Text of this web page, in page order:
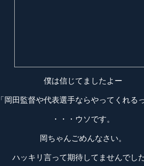
僕は信じてましたよー
「岡田監督や代表選手ならやってくれる
・・・ウソです。
岡ちゃんごめんなさい。
ハッキリ言って期待してませんでし